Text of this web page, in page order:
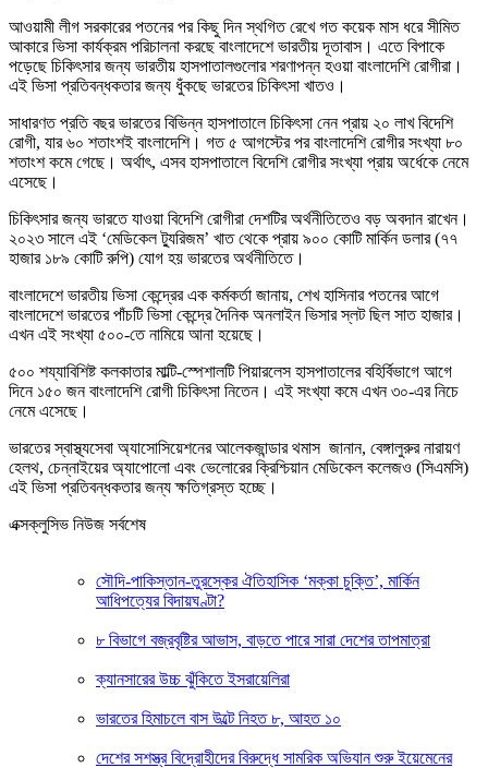
আওয়ামী লীগ সরকারের পতনের পর কিছু দিন স্থগিত রেখে গত কয়েক মাস ধরে সীমিত
আকারে ভিসা কার্যক্রম পরিচালনা করছে বাংলাদেশে ভারতীয় দূতাবাস। এতে বিপাকে
পড়েছে চিকিৎসার জন্য ভারতীয় হাসপাতালগুলোর শরণাপন্ন হওয়া বাংলাদেশি রোগীরা।
এই ভিসা প্রতিবন্ধকতার জন্য ধুঁকছে ভারতের চিকিৎসা খাতও।
সাধারণত প্রতি বছর ভারতের বিভিন্ন হাসপাতালে চিকিৎসা নেন প্রায় ২০ লাখ বিদেশি
রোগী, যার ৬০ শতাংশই বাংলাদেশি। গত ৫ আগস্টের পর বাংলাদেশি রোগীর সংখ্যা ৮০
শতাংশ কমে গেছে। অর্থাৎ, এসব হাসপাতালে বিদেশি রোগীর সংখ্যা প্রায় অর্ধেকে নেমে
এসেছে।
চিকিৎসার জন্য ভারতে যাওয়া বিদেশি রোগীরা দেশটির অর্থনীতিতেও বড় অবদান রাখেন।
২০২৩ সালে এই ‘মেডিকেল ট্যুরিজম’ খাত থেকে প্রায় ৯০০ কোটি মার্কিন ডলার (৭৭
হাজার ১৮৯ কোটি রুপি) যোগ হয় ভারতের অর্থনীতিতে।
বাংলাদেশে ভারতীয় ভিসা কেন্দ্রের এক কর্মকর্তা জানায়, শেখ হাসিনার পতনের আগে
বাংলাদেশে ভারতের পাঁচটি ভিসা কেন্দ্রে দৈনিক অনলাইন ভিসার স্লট ছিল সাত হাজার।
এখন এই সংখ্যা ৫০০-তে নামিয়ে আনা হয়েছে।
৫০০ শয্যাবিশিষ্ট কলকাতার মাল্টি-স্পেশালটি পিয়ারলেস হাসপাতালের বহির্বিভাগে আগে
দিনে ১৫০ জন বাংলাদেশি রোগী চিকিৎসা নিতেন। এই সংখ্যা কমে এখন ৩০-এর নিচে
নেমে এসেছে।
ভারতের স্বাস্থ্যসেবা অ্যাসোসিয়েশনের আলেকজান্ডার থমাস জানান, বেঙ্গালুরুর নারায়ণ
হেলথ, চেন্নাইয়ের অ্যাপোলো এবং ভেলোরের ক্রিশ্চিয়ান মেডিকেল কলেজও (সিএমসি)
এই ভিসা প্রতিবন্ধকতার জন্য ক্ষতিগ্রস্ত হচ্ছে।
এক্সক্লুসিভ নিউজ সর্বশেষ
সৌদি-পাকিস্তান-তুরস্কের ঐতিহাসিক ‘মক্কা চুক্তি’, মার্কিন
আধিপত্যের বিদায়ঘণ্টা?
৮ বিভাগে বজ্রবৃষ্টির আভাস, বাড়তে পারে সারা দেশের তাপমাত্রা
ক্যানসারের উচ্চ ঝুঁকিতে ইসরায়েলিরা
ভারতের হিমাচলে বাস উল্টে নিহত ৮, আহত ১০
দেশের সশস্ত্র বিদ্রোহীদের বিরুদ্ধে সামরিক অভিযান শুরু ইয়েমেনের